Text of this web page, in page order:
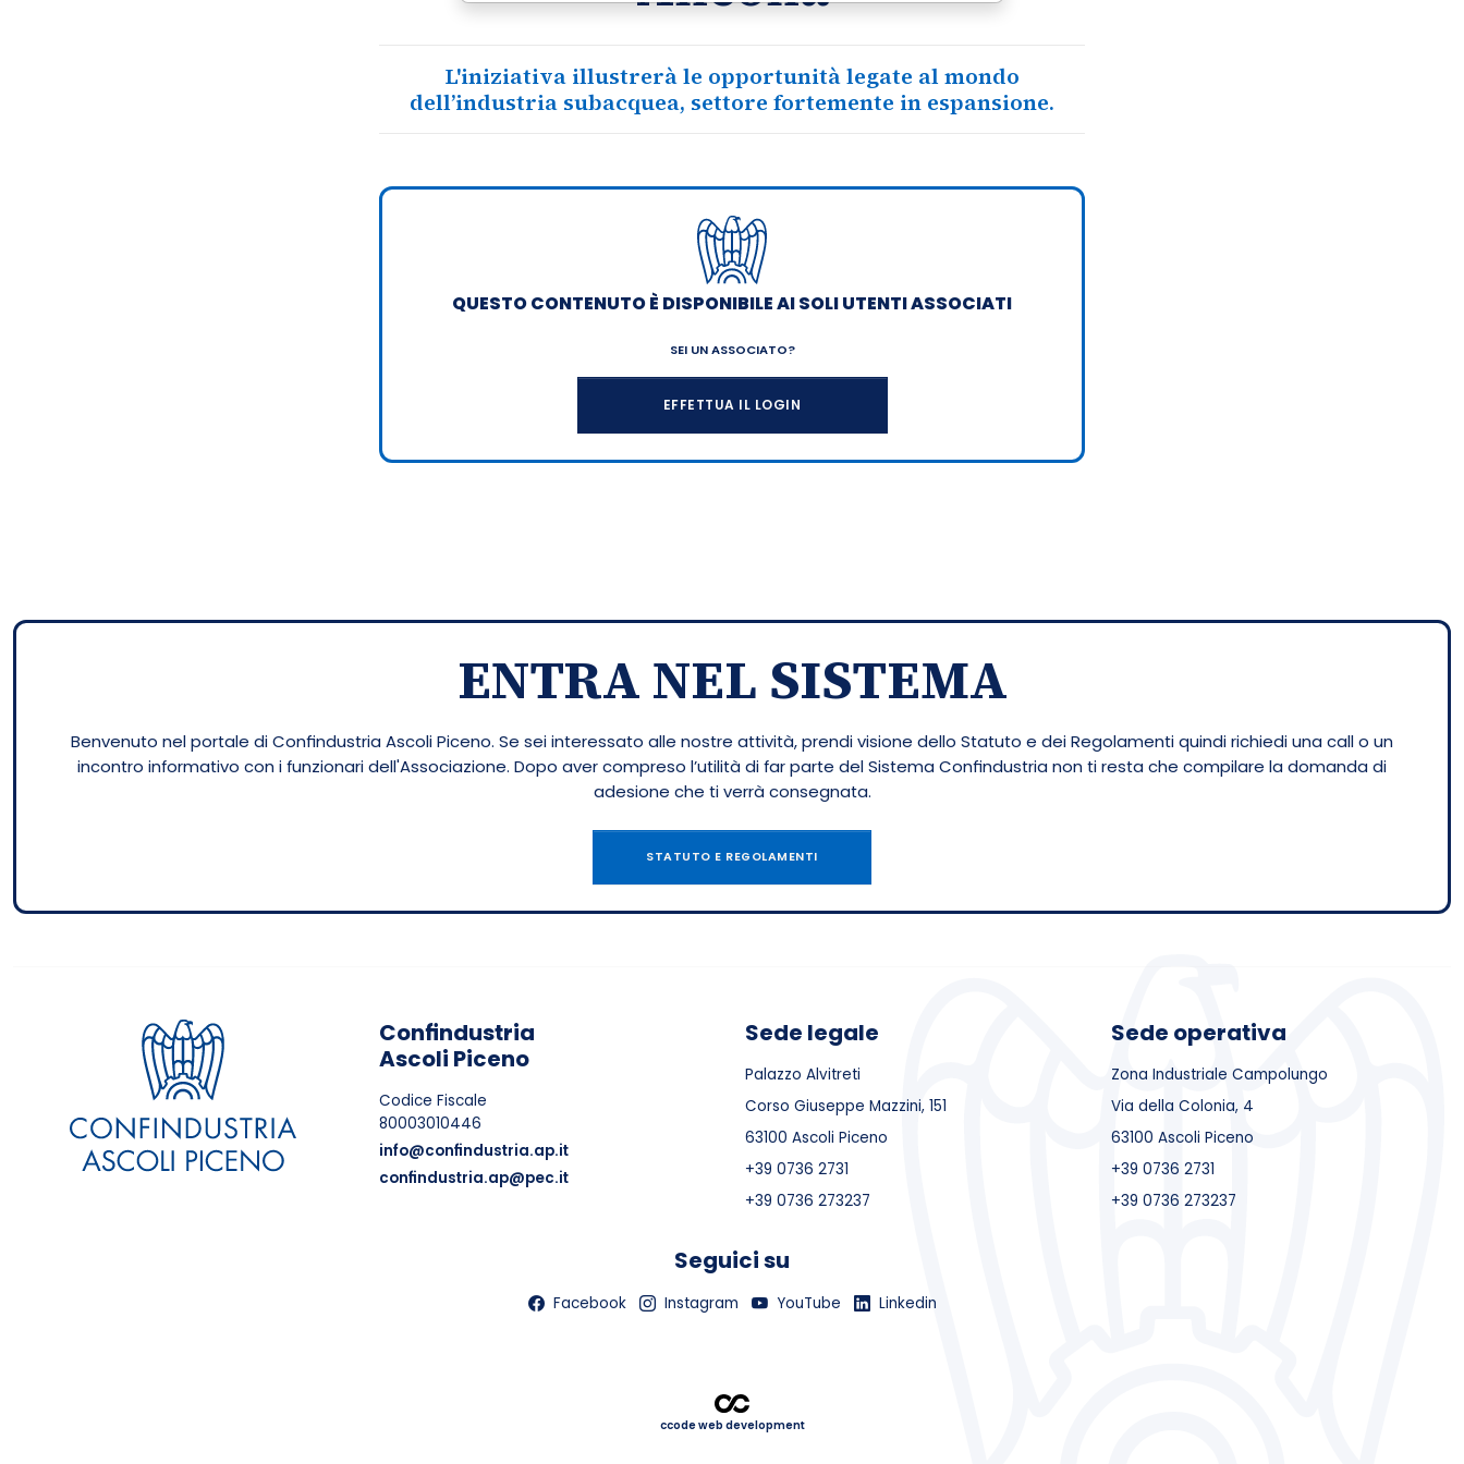
L'iniziativa illustrerà le opportunità legate al mondo
dell’industria subacquea, settore fortemente in espansione.
QUESTO CONTENUTO È DISPONIBILE AI SOLI UTENTI ASSOCIATI
SEI UN ASSOCIATO?
EFFETTUA IL LOGIN
ENTRA NEL SISTEMA
Benvenuto nel portale di Confindustria Ascoli Piceno. Se sei interessato alle nostre attività, prendi visione dello Statuto e dei Regolamenti quindi richiedi una call o un
incontro informativo con i funzionari dell'Associazione. Dopo aver compreso l’utilità di far parte del Sistema Confindustria non ti resta che compilare la domanda di
adesione che ti verrà consegnata.
STATUTO E REGOLAMENTI
Confindustria
Ascoli Piceno
Codice Fiscale
80003010446
info@confindustria.ap.it
confindustria.ap@pec.it
Sede legale
Palazzo Alvitreti
Corso Giuseppe Mazzini, 151
63100 Ascoli Piceno
+39 0736 2731
+39 0736 273237
Sede operativa
Zona Industriale Campolungo
Via della Colonia, 4
63100 Ascoli Piceno
+39 0736 2731
+39 0736 273237
Seguici su
Facebook Instagram YouTube Linkedin
ccode web development